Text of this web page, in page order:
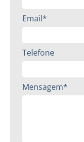
Email*
Telefone
Mensagem*